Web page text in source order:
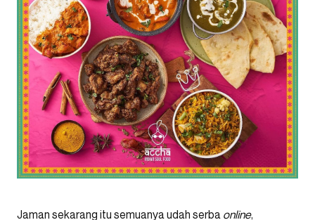
Jaman sekarang itu semuanya udah serba online,